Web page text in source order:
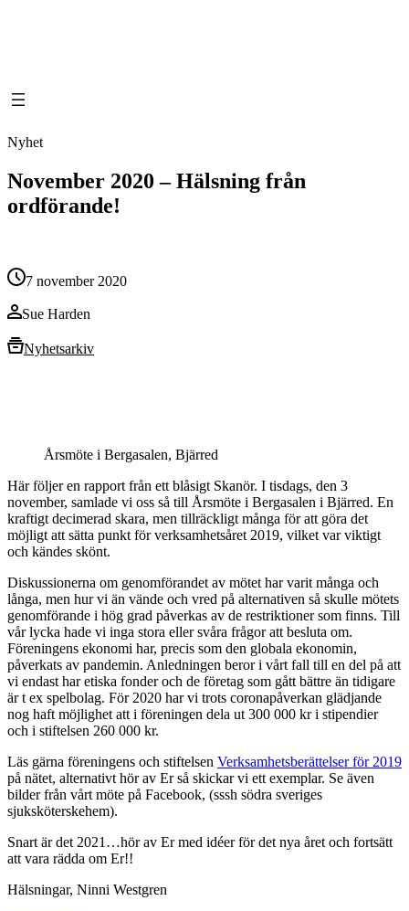
Nyhet
November 2020 – Hälsning från
ordförande!
7 november 2020
Sue Harden
Nyhetsarkiv
Årsmöte i Bergasalen, Bjärred
Här följer en rapport från ett blåsigt Skanör. I tisdags, den 3
november, samlade vi oss så till Årsmöte i Bergasalen i Bjärred. En
kraftigt decimerad skara, men tillräckligt många för att göra det
möjligt att sätta punkt för verksamhetsåret 2019, vilket var viktigt
och kändes skönt.
Diskussionerna om genomförandet av mötet har varit många och
långa, men hur vi än vände och vred på alternativen så skulle mötets
genomförande i hög grad påverkas av de restriktioner som finns. Till
vår lycka hade vi inga stora eller svåra frågor att besluta om.
Föreningens ekonomi har, precis som den globala ekonomin,
påverkats av pandemin. Anledningen beror i vårt fall till en del på att
vi endast har etiska fonder och de företag som gått bättre än tidigare
är t ex spelbolag. För 2020 har vi trots coronapåverkan glädjande
nog haft möjlighet att i föreningen dela ut 300 000 kr i stipendier
och i stiftelsen 260 000 kr.
Läs gärna föreningens och stiftelsen Verksamhetsberättelser för 2019
på nätet, alternativt hör av Er så skickar vi ett exemplar. Se även
bilder från vårt möte på Facebook, (sssh södra sveriges
sjuksköterskehem).
Snart är det 2021…hör av Er med idéer för det nya året och fortsätt
att vara rädda om Er!!
Hälsningar, Ninni Westgren